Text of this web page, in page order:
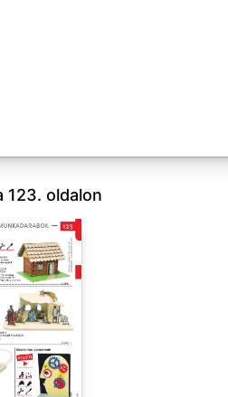
123. oldalon